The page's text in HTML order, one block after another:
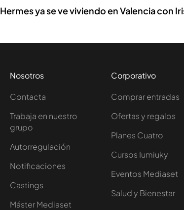
Hermes ya se ve viviendo en Valencia con
Nosotros
Contacta
Trabaja en nuestro
grupo
Autorregulación
Notificaciones
Castings
Máster Mediaset
Corporativo
Comprar entradas
Ofertas y regalos
Planes Cuatro
Cursos Iumiuky
Eventos Mediaset
Salud y Bienestar